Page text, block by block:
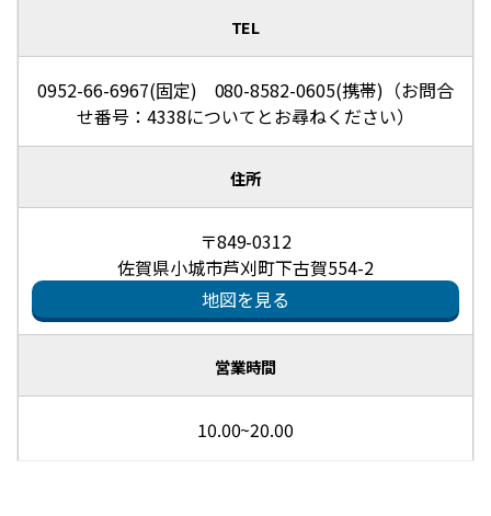
TEL
0952-66-6967(固定) 080-8582-0605(携帯)（お問合
せ番号：4338についてとお尋ねください）
住所
〒849-0312
佐賀県小城市芦刈町下古賀554-2
地図を見る
営業時間
10.00~20.00